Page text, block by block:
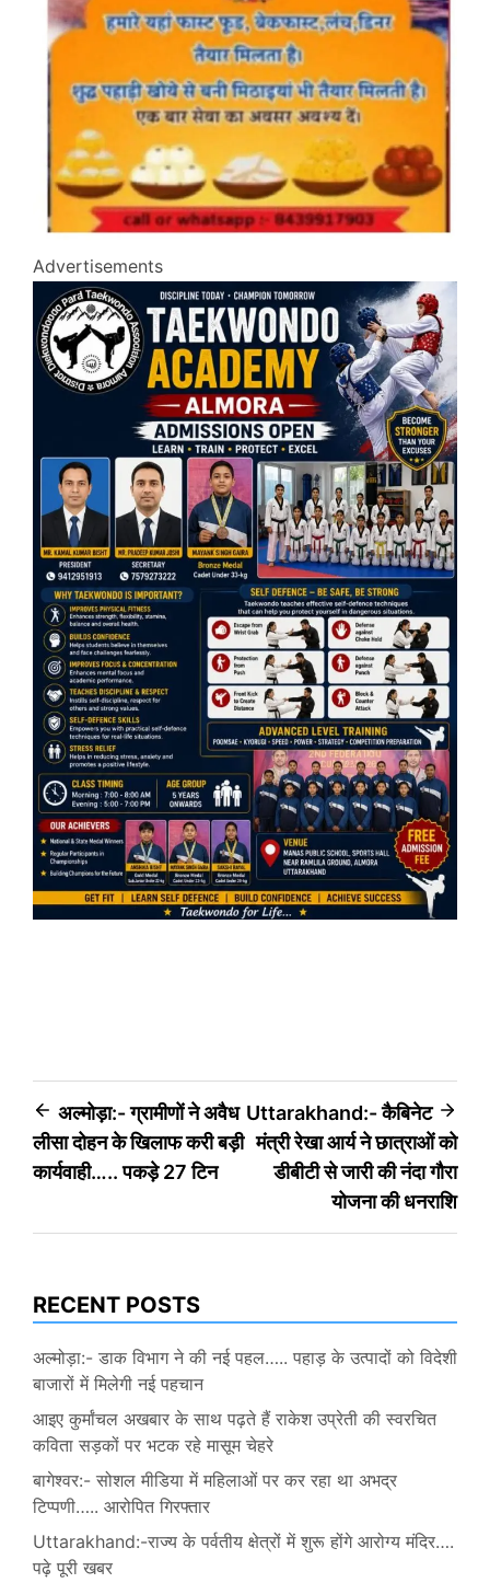
Advertisements
Post
navigation
अल्मोड़ा:- ग्रामीणों ने अवैध
लीसा दोहन के खिलाफ करी बड़ी
कार्यवाही….. पकड़े 27 टिन
Uttarakhand:- कैबिनेट
मंत्री रेखा आर्य ने छात्राओं को
डीबीटी से जारी की नंदा गौरा
योजना की धनराशि
RECENT POSTS
अल्मोड़ा:- डाक विभाग ने की नई पहल….. पहाड़ के उत्पादों को विदेशी
बाजारों में मिलेगी नई पहचान
आइए कुर्मांचल अखबार के साथ पढ़ते हैं राकेश उप्रेती की स्वरचित
कविता सड़कों पर भटक रहे मासूम चेहरे
बागेश्वर:- सोशल मीडिया में महिलाओं पर कर रहा था अभद्र
टिप्पणी….. आरोपित गिरफ्तार
Uttarakhand:-राज्य के पर्वतीय क्षेत्रों में शुरू होंगे आरोग्य मंदिर….
पढ़े पूरी खबर